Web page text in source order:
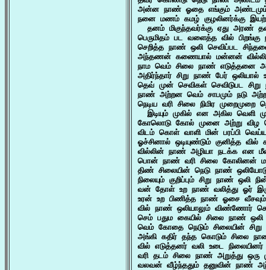
அன்ன நாண் ஓதை எங்கும்
நனை மணம் கமழ் குழலினர்க்கு
தனம் மிகுந்தவர்க்கு ஏது அரண்
பெருமிதம் பட வளைத்த வில்
செறித்த நாண் ஒலி செவிப்பட
அந்தணன் கணையால் மன்னன்
நாம வெம் சிலை நாண் எடுத்தனை
அதிர்ந்தார் சிறு நாண் பேர்
தெவ் முன் செவிகள் செவிடுபட
நாண் அற்றன வெம் சாபமும் நடு
நெடிய வரி சிலை நிமிர முறைமுறை
இடியும் முகில் என அகில வெளி
கோலொடு கோல் முனை அற்று விழ
விடம் கொள் வாளி மின் பரப்பி
ஓச்சினால் ஒடியுண்டும் குனித்த
வில்லின் நாண் அழியா நடக்க என
பொன் நாண் வரி சிலை கோலினன்
திண் சிலையின் நெடு நாண்
நிலையும் குறிப்பும் சிறு நாண் ஒலி
வன் தோள் உற நாண் வலித்து ஓர்
உரன் உற பிணித்த நாண் ஓசை
வில் நாண் ஒலியாலும் விண்ணோர்
செம் பதும கையில் சிலை நாண் ஒலி
வெம் கோதை நெடும் சிலையின்
அங்கி கதிர் தந்த கொடும் சிலை
வில் எடுத்தனர் வலி உடை
வரி தடம் சிலை நாண் அறுத்து
வலவன் வீழ்ந்ததும் தனுவின் நாண்